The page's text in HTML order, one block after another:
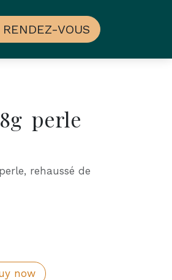
VOUS
perle
rehaussé de
now